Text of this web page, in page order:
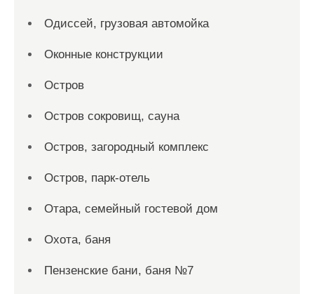
Одиссей, грузовая автомойка
Оконные конструкции
Остров
Остров сокровищ, сауна
Остров, загородный комплекс
Остров, парк-отель
Отара, семейный гостевой дом
Охота, баня
Пензенские бани, баня №7